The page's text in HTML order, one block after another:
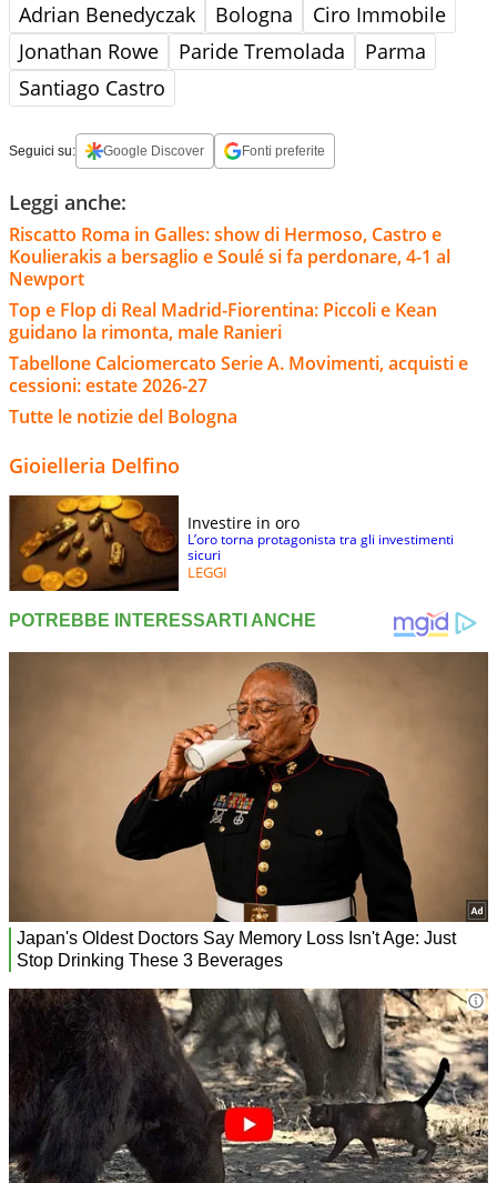
Adrian Benedyczak Bologna
Ciro Immobile
Jonathan Rowe
Paride Tremolada
Parma
Santiago Castro
Seguici su: Google Discover Fonti preferite
Leggi anche:
Riscatto Roma in Galles: show di Hermoso, Castro e
Koulierakis a bersaglio e Soulé si fa perdonare, 4-1 al
Newport
Top e Flop di Real Madrid-Fiorentina: Piccoli e Kean
guidano la rimonta, male Ranieri
Tabellone Calciomercato Serie A. Movimenti, acquisti e
cessioni: estate 2026-27
Tutte le notizie del Bologna
Gioielleria Delfino
Investire in oro
L’oro torna protagonista tra gli investimenti
sicuri
LEGGI